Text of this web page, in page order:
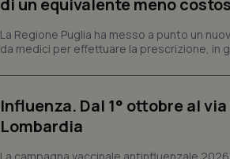
di un equivalente meno
La Regione Puglia ha messo a punto un
da medici per effettuare la prescrizione, in
Influenza. Dal 1° ottobre al
Lombardia
VISITOR_PRIVACY_METADATA
YouTube
CookieScriptConsent